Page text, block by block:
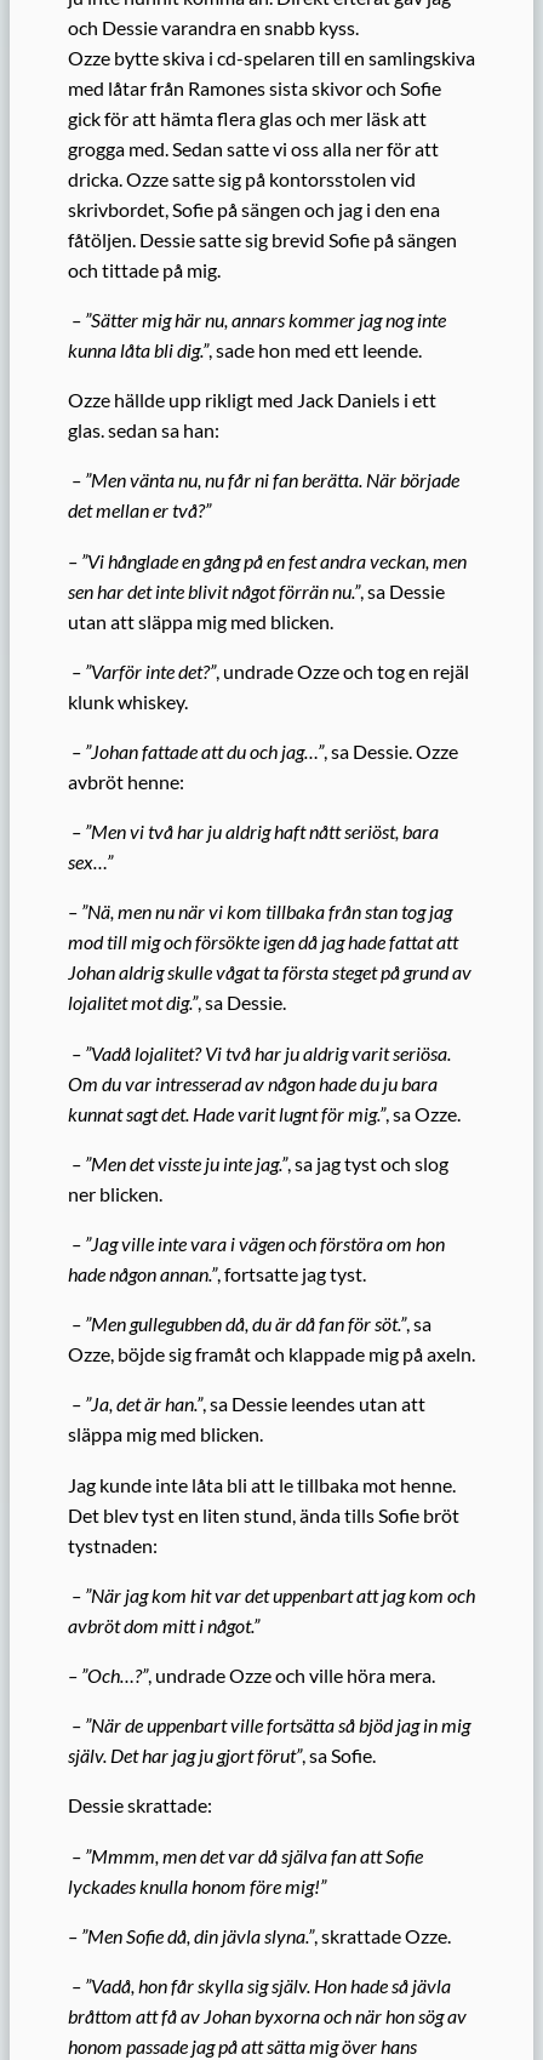
och Dessie varandra en snabb kyss.
Ozze bytte skiva i cd-spelaren till en samlingskiva
med låtar från Ramones sista skivor och Sofie
gick för att hämta flera glas och mer läsk att
grogga med. Sedan satte vi oss alla ner för att
dricka. Ozze satte sig på kontorsstolen vid
skrivbordet, Sofie på sängen och jag i den ena
fåtöljen. Dessie satte sig brevid Sofie på sängen
och tittade på mig.
– ”Sätter mig här nu, annars kommer jag nog inte
kunna låta bli dig.”, sade hon med ett leende.
Ozze hällde upp rikligt med Jack Daniels i ett
glas. sedan sa han:
– ”Men vänta nu, nu får ni fan berätta. När började
det mellan er två?”
– ”Vi hånglade en gång på en fest andra veckan, men
sen har det inte blivit något förrän nu.”, sa Dessie
utan att släppa mig med blicken.
– ”Varför inte det?”, undrade Ozze och tog en rejäl
klunk whiskey.
– ”Johan fattade att du och jag…”, sa Dessie. Ozze
avbröt henne:
– ”Men vi två har ju aldrig haft nått seriöst, bara
sex…”
– ”Nä, men nu när vi kom tillbaka från stan tog jag
mod till mig och försökte igen då jag hade fattat att
Johan aldrig skulle vågat ta första steget på grund av
lojalitet mot dig.”, sa Dessie.
– ”Vadå lojalitet? Vi två har ju aldrig varit seriösa.
Om du var intresserad av någon hade du ju bara
kunnat sagt det. Hade varit lugnt för mig.”, sa Ozze.
– ”Men det visste ju inte jag.”, sa jag tyst och slog
ner blicken.
– ”Jag ville inte vara i vägen och förstöra om hon
hade någon annan.”, fortsatte jag tyst.
– ”Men gullegubben då, du är då fan för söt.”, sa
Ozze, böjde sig framåt och klappade mig på axeln.
– ”Ja, det är han.”, sa Dessie leendes utan att
släppa mig med blicken.
Jag kunde inte låta bli att le tillbaka mot henne.
Det blev tyst en liten stund, ända tills Sofie bröt
tystnaden:
– ”När jag kom hit var det uppenbart att jag kom och
avbröt dom mitt i något.”
– ”Och…?”, undrade Ozze och ville höra mera.
– ”När de uppenbart ville fortsätta så bjöd jag in mig
själv. Det har jag ju gjort förut”, sa Sofie.
Dessie skrattade:
– ”Mmmm, men det var då själva fan att Sofie
lyckades knulla honom före mig!”
– ”Men Sofie då, din jävla slyna.”, skrattade Ozze.
– ”Vadå, hon får skylla sig själv. Hon hade så jävla
bråttom att få av Johan byxorna och när hon sög av
honom passade jag på att sätta mig över hans